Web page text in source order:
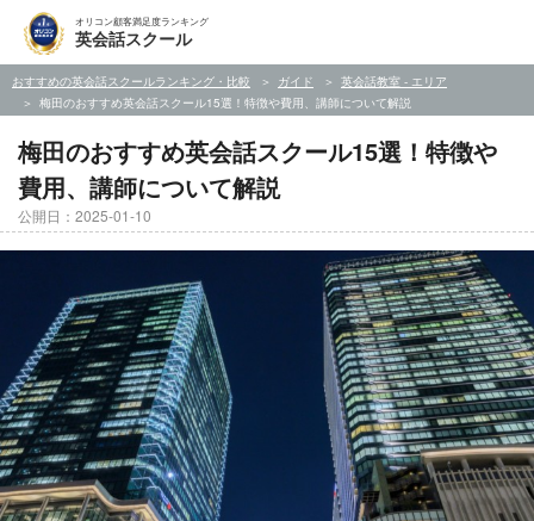
オリコン顧客満足度ランキング
英会話スクール
おすすめの英会話スクールランキング・比較 ガイド
英会話教室 - エリア
梅田のおすすめ英会話スクール15選！特徴や費用、講師について解説
梅田のおすすめ英会話スクール15選！特徴や
費用、講師について解説
公開日：2025-01-10